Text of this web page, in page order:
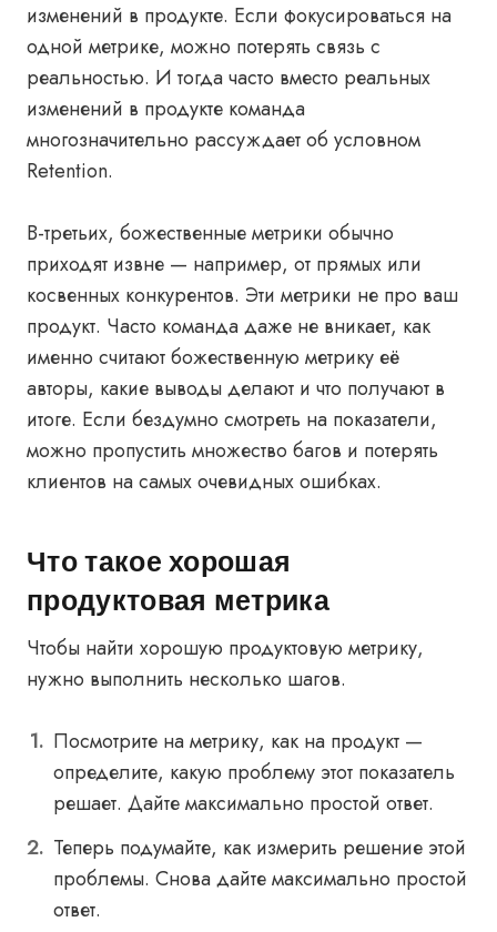
изменений в продукте. Если фокусироваться на
одной метрике, можно потерять связь с
реальностью. И тогда часто вместо реальных
изменений в продукте команда
многозначительно рассуждает об условном
Retention.
В-третьих, божественные метрики обычно
приходят извне — например, от прямых или
косвенных конкурентов. Эти метрики не про ваш
продукт. Часто команда даже не вникает, как
именно считают божественную метрику её
авторы, какие выводы делают и что получают в
итоге. Если бездумно смотреть на показатели,
можно пропустить множество багов и потерять
клиентов на самых очевидных ошибках.
Что такое хорошая
продуктовая метрика
Чтобы найти хорошую продуктовую метрику,
нужно выполнить несколько шагов.
Посмотрите на метрику, как на продукт —
определите, какую проблему этот показатель
решает. Дайте максимально простой ответ.
Теперь подумайте, как измерить решение этой
проблемы. Снова дайте максимально простой
ответ.